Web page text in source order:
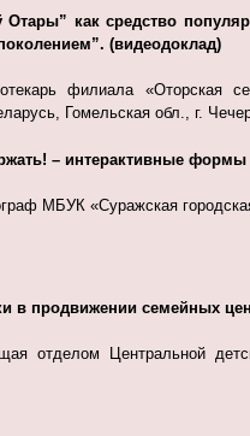
Отары” как средство
(видеодоклад)
филиала «Оторская
Гомельская обл., г.
– интерактивные
МБУК «Суражская
в продвижении семейных
отделом Центральной